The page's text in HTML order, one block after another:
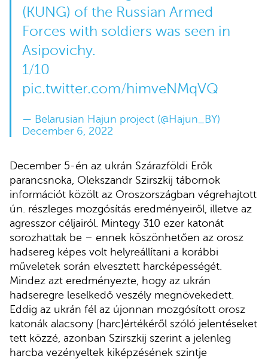
(KUNG) of the Russian Armed
Forces with soldiers was seen in
Asipovichy.
1/10
pic.twitter.com/himveNMqVQ
— Belarusian Hajun project (@Hajun_BY)
December 6, 2022
December 5-én az ukrán Szárazföldi Erők
parancsnoka, Olekszandr Szirszkij tábornok
információt közölt az Oroszországban végrehajtott
ún. részleges mozgósítás eredményeiről, illetve az
agresszor céljairól. Mintegy 310 ezer katonát
sorozhattak be – ennek köszönhetően az orosz
hadsereg képes volt helyreállítani a korábbi
műveletek során elvesztett harcképességét.
Mindez azt eredményezte, hogy az ukrán
hadseregre leselkedő veszély megnövekedett.
Eddig az ukrán fél az újonnan mozgósított orosz
katonák alacsony [harc]értékéről szóló jelentéseket
tett közzé, azonban Szirszkij szerint a jelenleg
harcba vezényeltek kiképzésének szintje